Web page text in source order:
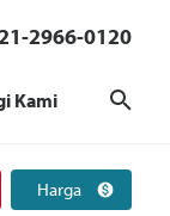
2966-0120
Kami
Harga